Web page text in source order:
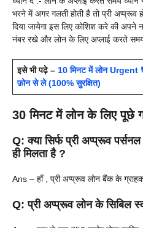
भरने में अगर गलती होती है तो प्री
दिया जायेगा इस लिए कोशिश करे की अपने
नंबर रखे और लोन के लिए अप्लाई करते
इसे भी पढ़े – 10 मिनट में लोन Urgent
फ़ोन से ले (100% सुरक्षित)
30 मिनट में लोन के लिए पूछे
Q: क्या सिर्फ प्री अप्प्रूव
ही मिलता है ?
Ans – हाँ , प्री अप्प्रूव लोन बैंक के ग्राहक
Q: प्री अप्प्रूव लोन के सिबिल